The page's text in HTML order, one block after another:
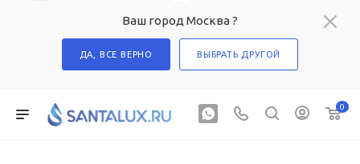
Ваш город Москва ?
ДА, ВСЕ ВЕРНО ВЫБРАТЬ ДРУГОЙ
0